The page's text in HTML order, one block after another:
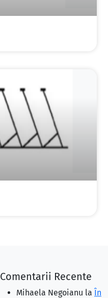
Comentarii Recente
Mihaela Negoianu la În